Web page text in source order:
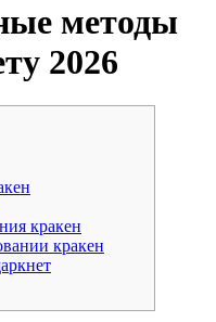
методы
2026
кракен
кракен